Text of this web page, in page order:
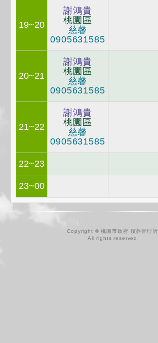
19~20
謝鴻貴
桃園區
慈馨
0905631585
20~21
謝鴻貴
桃園區
慈馨
0905631585
21~22
謝鴻貴
桃園區
慈馨
0905631585
22~23
23~00
Copyright © 桃園市政府 殯葬管理所.
All rights reserved.